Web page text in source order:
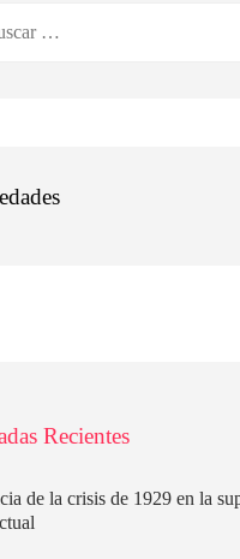
Recientes
de la crisis de 1929 en la